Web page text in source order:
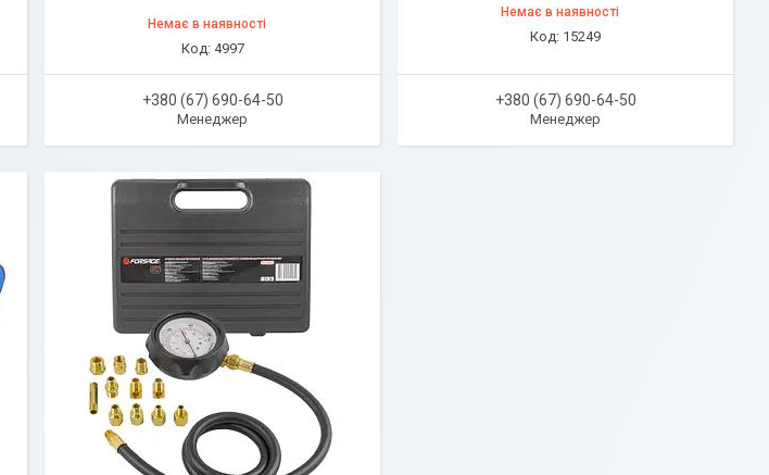
Немає в наявності
4997
+380 (67) 690-64-50
Менеджер
Немає в наявності
15249
+380 (67) 690-64-50
Менеджер